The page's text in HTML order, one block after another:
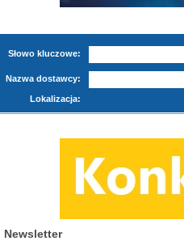
Słowo kluczowe:
Nazwa dostawcy:
Lokalizacja:
Newsletter